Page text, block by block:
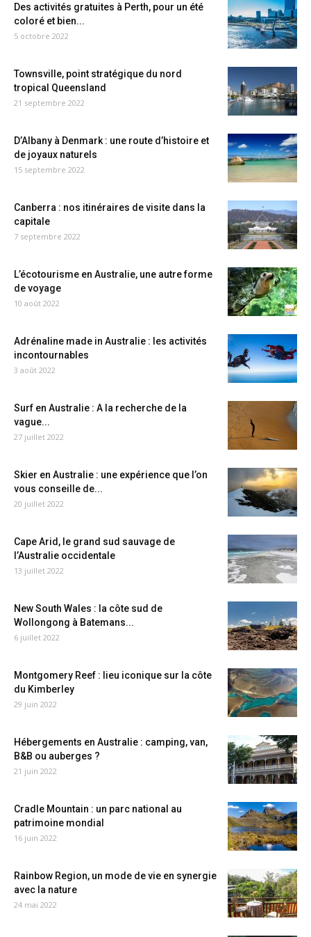
Des activités gratuites à Perth, pour un été
coloré et bien...
5 octobre 2022
Townsville, point stratégique du nord
tropical Queensland
21 septembre 2022
D’Albany à Denmark : une route d’histoire et
de joyaux naturels
15 septembre 2022
Canberra : nos itinéraires de visite dans la
capitale
7 septembre 2022
L’écotourisme en Australie, une autre forme
de voyage
10 août 2022
Adrénaline made in Australie : les activités
incontournables
3 août 2022
Surf en Australie : A la recherche de la
vague...
27 juillet 2022
Skier en Australie : une expérience que l’on
vous conseille de...
20 juillet 2022
Cape Arid, le grand sud sauvage de
l’Australie occidentale
13 juillet 2022
New South Wales : la côte sud de
Wollongong à Batemans...
6 juillet 2022
Montgomery Reef : lieu iconique sur la côte
du Kimberley
29 juin 2022
Hébergements en Australie : camping, van,
B&B ou auberges ?
21 juin 2022
Cradle Mountain : un parc national au
patrimoine mondial
16 juin 2022
Rainbow Region, un mode de vie en synergie
avec la nature
24 mai 2022